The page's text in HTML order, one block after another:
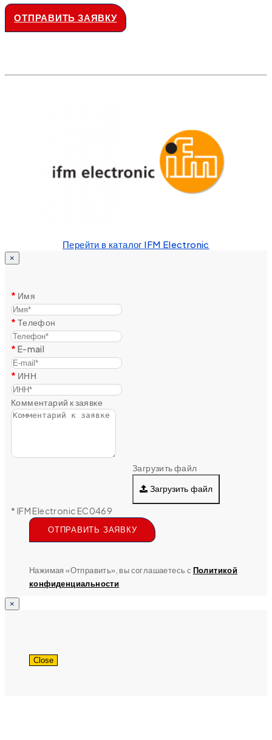
ОТПРАВИТЬ ЗАЯВКУ
Перейти в каталог IFM Electronic
×
Имя
Телефон
E-mail
ИНН
Комментарий к заявке
Загрузить файл
Загрузить файл
* IFM Electronic EC0469
ОТПРАВИТЬ ЗАЯВКУ
Нажимая «Отправить», вы соглашаетесь с Политикой
конфиденциальности
×
Close